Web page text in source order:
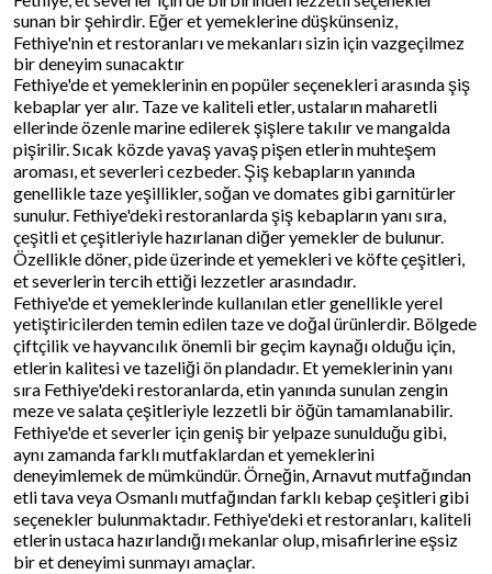
sunan bir şehirdir. Eğer et yemeklerine düşkünseniz,
Fethiye'nin et restoranları ve mekanları sizin için vazgeçilmez
bir deneyim sunacaktır
Fethiye'de et yemeklerinin en popüler seçenekleri arasında şiş
kebaplar yer alır. Taze ve kaliteli etler, ustaların maharetli
ellerinde özenle marine edilerek şişlere takılır ve mangalda
pişirilir. Sıcak közde yavaş yavaş pişen etlerin muhteşem
aroması, et severleri cezbeder. Şiş kebapların yanında
genellikle taze yeşillikler, soğan ve domates gibi garnitürler
sunulur. Fethiye'deki restoranlarda şiş kebapların yanı sıra,
çeşitli et çeşitleriyle hazırlanan diğer yemekler de bulunur.
Özellikle döner, pide üzerinde et yemekleri ve köfte çeşitleri,
et severlerin tercih ettiği lezzetler arasındadır.
Fethiye'de et yemeklerinde kullanılan etler genellikle yerel
yetiştiricilerden temin edilen taze ve doğal ürünlerdir. Bölgede
çiftçilik ve hayvancılık önemli bir geçim kaynağı olduğu için,
etlerin kalitesi ve tazeliği ön plandadır. Et yemeklerinin yanı
sıra Fethiye'deki restoranlarda, etin yanında sunulan zengin
meze ve salata çeşitleriyle lezzetli bir öğün tamamlanabilir.
Fethiye'de et severler için geniş bir yelpaze sunulduğu gibi,
aynı zamanda farklı mutfaklardan et yemeklerini
deneyimlemek de mümkündür. Örneğin, Arnavut mutfağından
etli tava veya Osmanlı mutfağından farklı kebap çeşitleri gibi
seçenekler bulunmaktadır. Fethiye'deki et restoranları, kaliteli
etlerin ustaca hazırlandığı mekanlar olup, misafirlerine eşsiz
bir et deneyimi sunmayı amaçlar.